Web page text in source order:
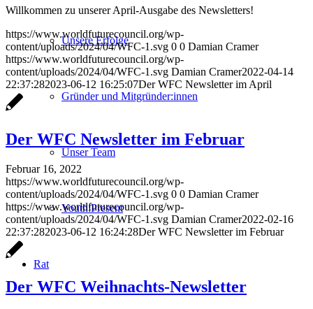
Unsere Erfolge
Gründer und Mitgründer:innen
Unser Team
Youth:Present
Rat
Willkommen zu unserer April-Ausgabe des Newsletters!
https://www.worldfuturecouncil.org/wp-
content/uploads/2024/04/WFC-1.svg 0 0 Damian Cramer
https://www.worldfuturecouncil.org/wp-
content/uploads/2024/04/WFC-1.svg Damian Cramer2022-04-14
22:37:282023-06-12 16:25:07Der WFC Newsletter im April
Der WFC Newsletter im Februar
Februar 16, 2022
https://www.worldfuturecouncil.org/wp-
content/uploads/2024/04/WFC-1.svg 0 0 Damian Cramer
https://www.worldfuturecouncil.org/wp-
content/uploads/2024/04/WFC-1.svg Damian Cramer2022-02-16
22:37:282023-06-12 16:24:28Der WFC Newsletter im Februar
Der WFC Weihnachts-Newsletter